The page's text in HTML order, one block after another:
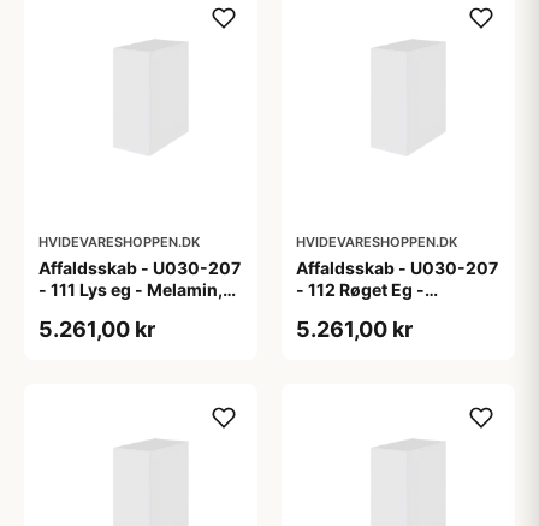
HVIDEVARESHOPPEN.DK
Affaldsskab - U030-207
- 111 Lys eg - Melamin,
5.261,00 kr
HVIDEVARESHOPPEN.DK
Affaldsskab - U030-207
- 112 Røget Eg -
5.261,00 kr